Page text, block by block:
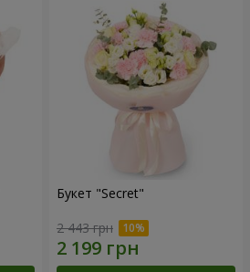
Букет "Secret"
2 443 грн